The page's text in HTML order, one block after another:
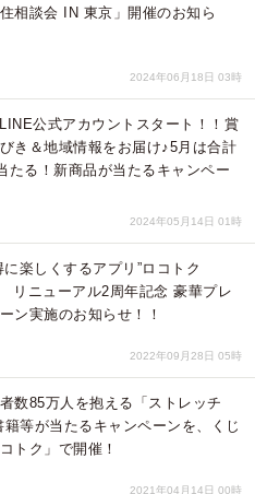
相談会 IN 東京」開催のお知ら
2024年06月18日 03時
公式アカウントスタート！！賞
き＆地域情報をお届け♪5月は合計
たる！新商品が当たるキャンペー
2024年05月14日 01時
楽しくするアプリ”ロコトク
リニューアル2周年記念 豪華プレ
ン実施のお知らせ！！
2022年09月28日 05時
数85万人を抱える「ストレッチ
等が当たるキャンペーンを、くじ
トク」で開催！
2021年04月14日 00時